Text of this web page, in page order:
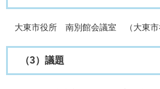
大東市役所 南別館会議室 （大東市
（3）議題